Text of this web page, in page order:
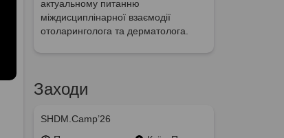
актуальному питанню
міждисциплінарної взаємодії
отоларинголога та дерматолога.
Заходи
SHDM.Camp’26